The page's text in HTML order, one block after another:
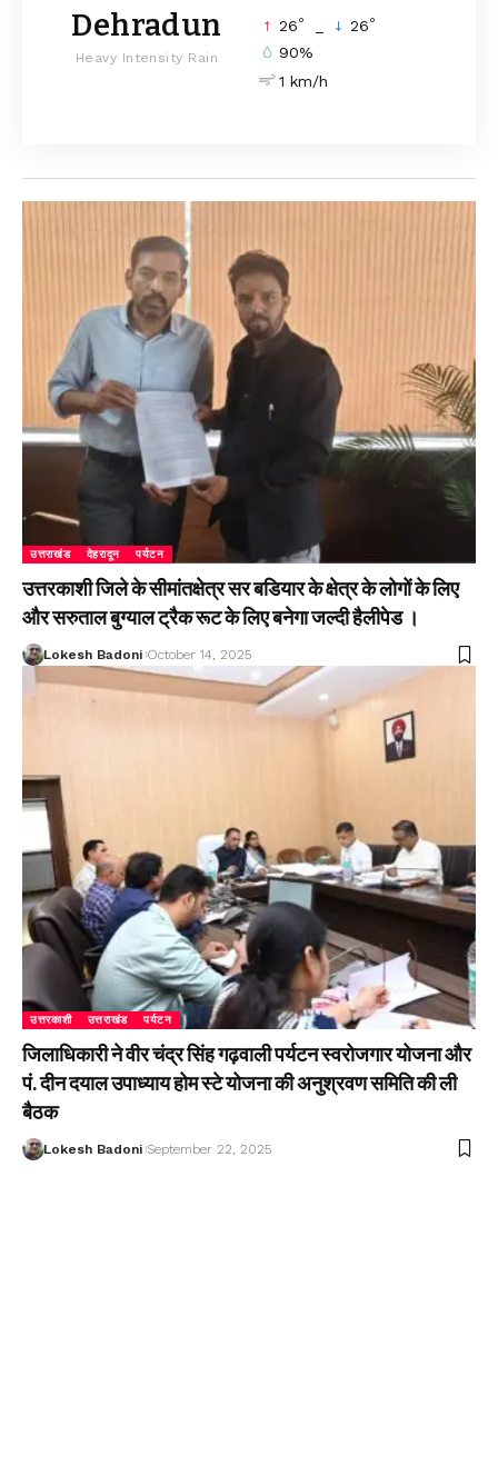
Dehradun
Heavy Intensity Rain
26° 26°
90%
1 km/h
उत्तराखंड देहरादून पर्यटन
उत्तरकाशी जिले के सीमांतक्षेत्र सर बडियार के क्षेत्र के लोगों के लिए
और सरुताल बुग्याल ट्रैक रूट के लिए बनेगा जल्दी हैलीपेड ।
Lokesh Badoni October 14, 2025
उत्तरकाशी उत्तराखंड पर्यटन
जिलाधिकारी ने वीर चंद्र सिंह गढ़वाली पर्यटन स्वरोजगार योजना और
पं. दीन दयाल उपाध्याय होम स्टे योजना की अनुश्रवण समिति की ली
बैठक
Lokesh Badoni September 22, 2025